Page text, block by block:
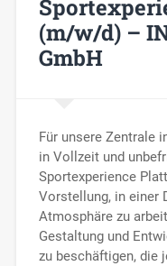
(m/w/d) –
GmbH
Für unsere Zentrale
in Vollzeit und
Sportexperience
Vorstellung, in einer
Atmosphäre zu
Gestaltung und
zu beschäftigen, die